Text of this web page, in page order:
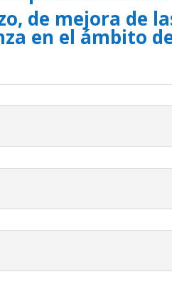
de mejora de
en el ámbito